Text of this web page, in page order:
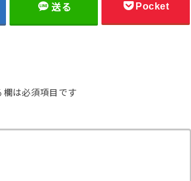
送る Pocket
欄は必須項目です